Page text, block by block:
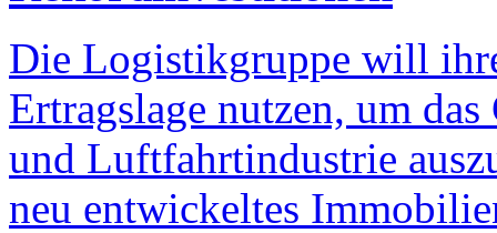
Die Logistikgruppe will
Ertragslage nutzen, um
und Luftfahrtindustrie
neu entwickeltes